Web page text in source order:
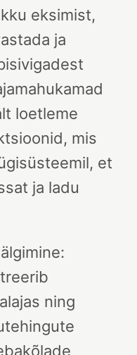
eksimist,
ja
loetleme
mis
et
ja ladu
ning